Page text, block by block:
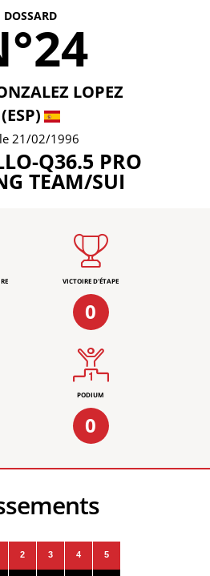
DOSSARD
LOPEZ
(ESP)
21/02/1996
Q36.5 PRO
TEAM/SUI
VICTOIRE D'ÉTAPE
0
PODIUM
0
2 3 4 5